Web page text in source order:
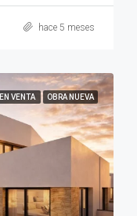
hace 5 meses
EN VENTA OBRA NUEVA